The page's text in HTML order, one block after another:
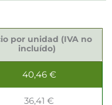
por unidad (IVA no
incluído)
40,46 €
36,41€